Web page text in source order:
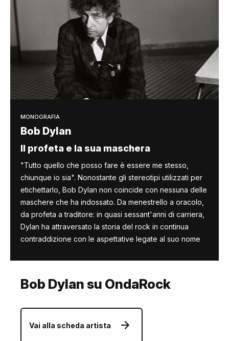
MONOGRAFIA
Bob Dylan
Il profeta e la sua maschera
"Tutto quello che posso fare è essere me stesso,
chiunque io sia". Nonostante gli stereotipi utilizzati per
etichettarlo, Bob Dylan non coincide con nessuna delle
maschere che ha indossato. Da menestrello a oracolo,
da profeta a traditore: in quasi sessant'anni di carriera,
Dylan ha attraversato la storia del rock in continua
contraddizione con le aspettative legate al suo nome
Bob Dylan su OndaRock
Vai alla scheda artista